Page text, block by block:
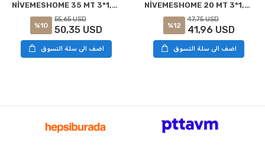
NİVEMESHOME 35 MT 3*1,5 KAPASİTELİ PLASTİK BOBİN TAŞIYICI MAKARA
%10
55,65 USD
50,35 USD
اضف الى سلة التسوق
NİVEMESHOME 20 MT 3*1,5 CAPACITY PLASTIC BOBİN CARRİER REEL
%12
47,75 USD
41,96 USD
اضف الى سلة التسوق